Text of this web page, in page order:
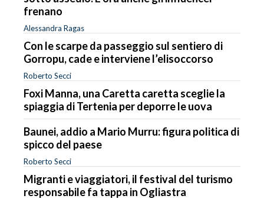
frenano
Alessandra Ragas
Con le scarpe da passeggio sul sentiero di
Gorropu, cade e interviene l’elisoccorso
Roberto Secci
Foxi Manna, una Caretta caretta sceglie la
spiaggia di Tertenia per deporre le uova
Baunei, addio a Mario Murru: figura politica di
spicco del paese
Roberto Secci
Migranti e viaggiatori, il festival del turismo
responsabile fa tappa in Ogliastra